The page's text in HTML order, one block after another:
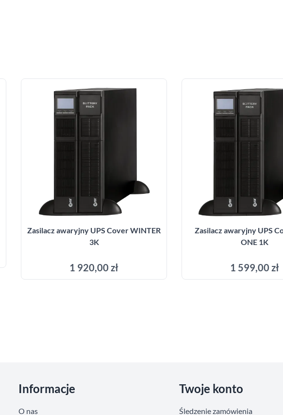
Zasilacz awaryjny UPS Cover WINTER
3K
1 920,00 zł
Zasilacz awaryjny UPS
ONE 1K
1 599,00 zł
Informacje
O nas
Twoje konto
Śledzenie zamówienia